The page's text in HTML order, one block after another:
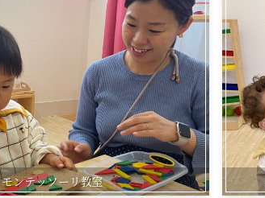
モンテッソーリ教室